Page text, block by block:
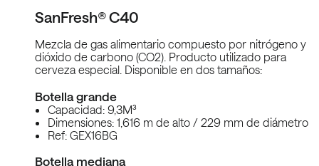
SanFresh® C40
Mezcla de gas alimentario compuesto por nitrógeno y
dióxido de carbono (CO2). Producto utilizado para
cerveza especial. Disponible en dos tamaños:
Botella grande
Capacidad: 9,3M³
Dimensiones: 1,616 m de alto / 229 mm de diámetro
Ref: GEX16BG
Botella mediana